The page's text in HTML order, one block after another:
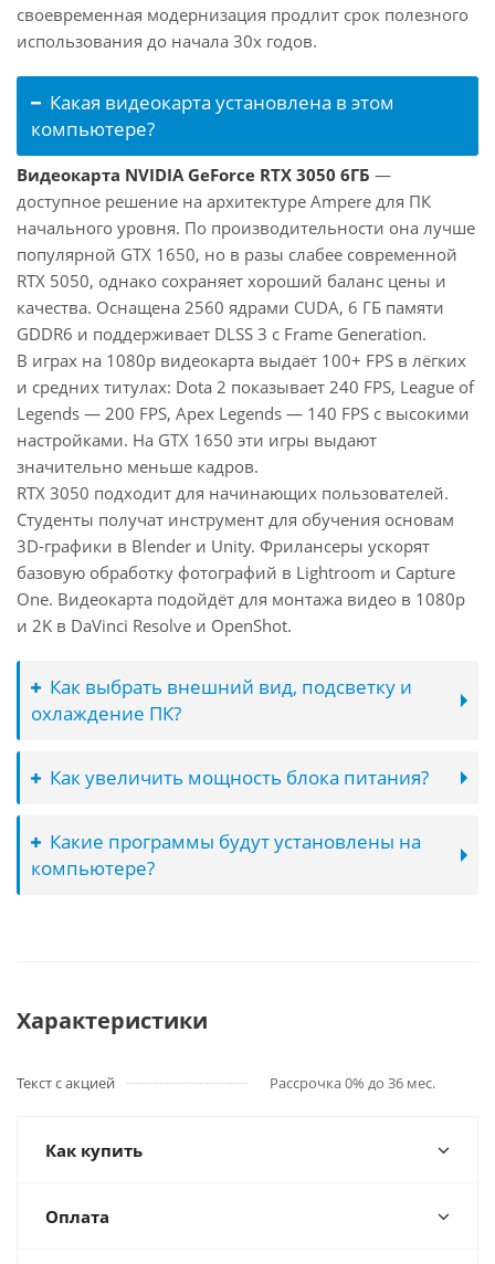
своевременная модернизация продлит срок полезного
использования до начала 30х годов.
Какая видеокарта установлена в этом
компьютере?
Видеокарта NVIDIA GeForce RTX 3050 6ГБ —
доступное решение на архитектуре Ampere для ПК
начального уровня. По производительности она лучше
популярной GTX 1650, но в разы слабее современной
RTX 5050, однако сохраняет хороший баланс цены и
качества. Оснащена 2560 ядрами CUDA, 6 ГБ памяти
GDDR6 и поддерживает DLSS 3 с Frame Generation.
В играх на 1080p видеокарта выдаёт 100+ FPS в лёгких
и средних титулах: Dota 2 показывает 240 FPS, League of
Legends — 200 FPS, Apex Legends — 140 FPS с высокими
настройками. На GTX 1650 эти игры выдают
значительно меньше кадров.
RTX 3050 подходит для начинающих пользователей.
Студенты получат инструмент для обучения основам
3D-графики в Blender и Unity. Фрилансеры ускорят
базовую обработку фотографий в Lightroom и Capture
One. Видеокарта подойдёт для монтажа видео в 1080p
и 2K в DaVinci Resolve и OpenShot.
Как выбрать внешний вид, подсветку и
охлаждение ПК?
Как увеличить мощность блока питания?
Какие программы будут установлены на
компьютере?
Характеристики
Текст с акцией Рассрочка 0% до 36 мес.
Как купить
Оплата